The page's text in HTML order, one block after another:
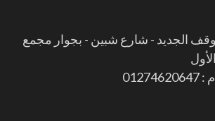
الجديد - شارع شبين - بجوار مجمع